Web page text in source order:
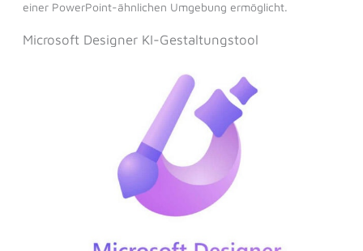
einer PowerPoint-ähnlichen Umgebung ermöglicht.
Microsoft Designer KI-Gestaltungstool